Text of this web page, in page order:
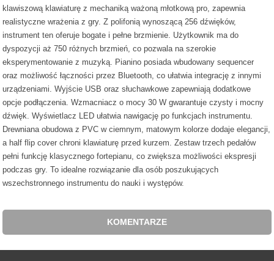
klawiszową klawiaturę z mechaniką ważoną młotkową pro, zapewnia
realistyczne wrażenia z gry. Z polifonią wynoszącą 256 dźwięków,
instrument ten oferuje bogate i pełne brzmienie. Użytkownik ma do
dyspozycji aż 750 różnych brzmień, co pozwala na szerokie
eksperymentowanie z muzyką. Pianino posiada wbudowany sequencer
oraz możliwość łączności przez Bluetooth, co ułatwia integrację z innymi
urządzeniami. Wyjście USB oraz słuchawkowe zapewniają dodatkowe
opcje podłączenia. Wzmacniacz o mocy 30 W gwarantuje czysty i mocny
dźwięk. Wyświetlacz LED ułatwia nawigację po funkcjach instrumentu.
Drewniana obudowa z PVC w ciemnym, matowym kolorze dodaje elegancji,
a half flip cover chroni klawiaturę przed kurzem. Zestaw trzech pedałów
pełni funkcję klasycznego fortepianu, co zwiększa możliwości ekspresji
podczas gry. To idealne rozwiązanie dla osób poszukujących
wszechstronnego instrumentu do nauki i występów.
KOMENTARZE